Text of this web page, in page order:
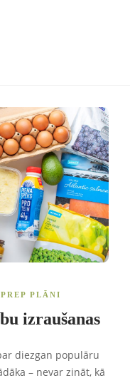
PLĀNI
izraušanas
diezgan populāru
– nevar zināt, kā